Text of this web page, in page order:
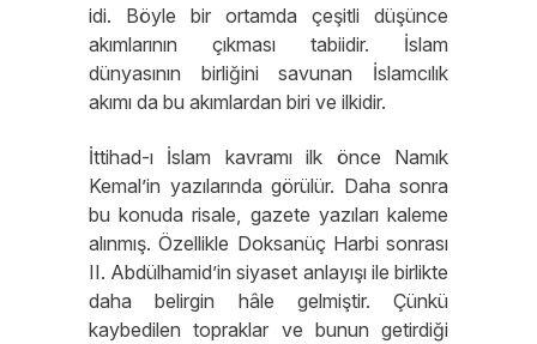
idi. Böyle bir ortamda çeşitli düşünce
akımlarının çıkması tabiidir. İslam
dünyasının birliğini savunan İslamcılık
akımı da bu akımlardan biri ve ilkidir.
İttihad-ı İslam kavramı ilk önce Namık
Kemal’in yazılarında görülür. Daha sonra
bu konuda risale, gazete yazıları kaleme
alınmış. Özellikle Doksanüç Harbi sonrası
II. Abdülhamid’in siyaset anlayışı ile birlikte
daha belirgin hâle gelmiştir. Çünkü
kaybedilen topraklar ve bunun getirdiği